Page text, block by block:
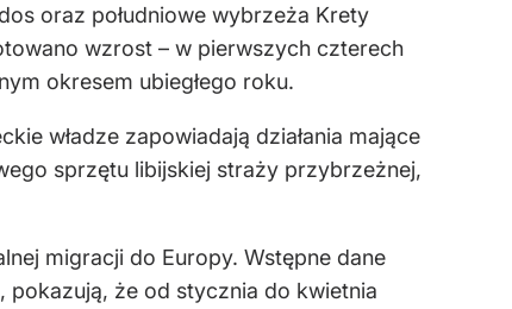
oraz południowe wybrzeża Krety
wzrost – w pierwszych czterech
okresem ubiegłego roku.
władze zapowiadają działania mające
sprzętu libijskiej straży przybrzeżnej,
migracji do Europy. Wstępne dane
pokazują, że od stycznia do kwietnia